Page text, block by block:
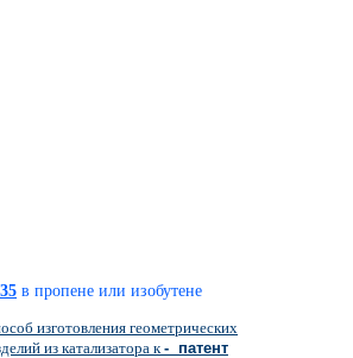
в пропене или изобутене
изготовления геометрических
из катализатора к- патент